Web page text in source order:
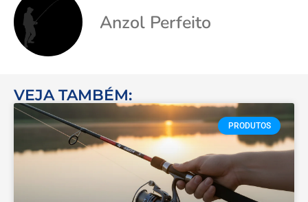
Anzol Perfeito
VEJA TAMBÉM:
PRODUTOS